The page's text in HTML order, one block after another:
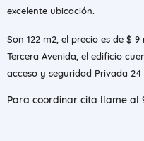
excelente ubicación.
Son 122 m2, el precio es de $
Tercera Avenida, el edificio
acceso y seguridad Privada 24
Para coordinar cita llame al